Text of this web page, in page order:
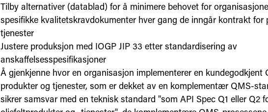
Tilby alternativer (datablad) for å minimere behovet for
spesifikke kvalitetskravdokumenter hver gang de inngår kontrakt for
tjenester
Justere produksjon med IOGP JIP 33 etter standardisering av
anskaffelsesspesifikasjoner
Å gjenkjenne hvor en organisasjon implementerer en kundegodkjent
produkter og tjenester, som er dekket av en komplementær QMS-
sikrer samsvar med en teknisk standard "som API Spec Q1 eller Q2